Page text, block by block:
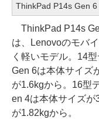
ThinkPad P14s Gen 6
ThinkPad P14s
は、Lenovoのモバ
く軽いモデル。14
Gen 6は本体サイズ
が1.6kgから。16型
en 4は本体サイズが
が1.82kgから。